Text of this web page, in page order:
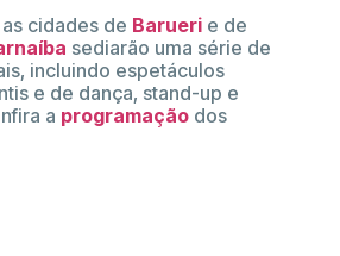
cidades de Barueri e de
sediarão uma série de
incluindo espetáculos
e de dança, stand-up e
a programação dos